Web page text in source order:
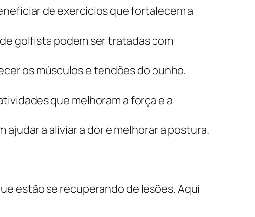
de exercícios que fortalecem a
golfista podem ser tratadas com
os músculos e tendões do punho,
que melhoram a força e a
a aliviar a dor e melhorar a postura.
estão se recuperando de lesões. Aqui